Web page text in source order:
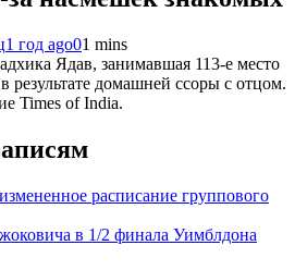
1 год ago01 mins
Ядав, занимавшая 113-е место
результате домашней ссоры с отцом.
Times of India.
расписание группового
в 1/2 финала Уимблдона